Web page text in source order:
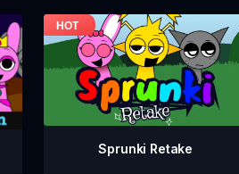
Sprunki Retake